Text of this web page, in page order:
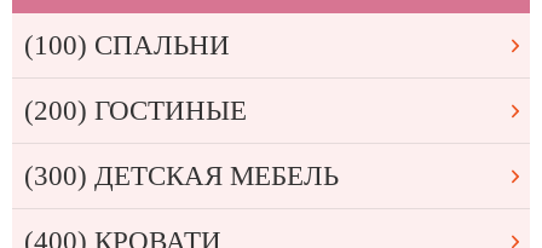
(100) СПАЛЬНИ
(200) ГОСТИНЫЕ
(300) ДЕТСКАЯ МЕБЕЛЬ
(400) КРОВАТИ